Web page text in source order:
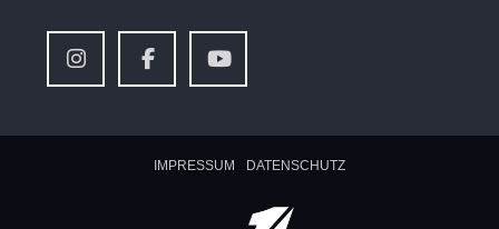
IMPRESSUM DATENSCHUTZ